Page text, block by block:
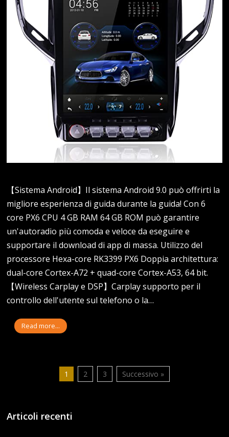
【Sistema Android】Il sistema Android 9.0 può offrirti la
migliore esperienza di guida durante la guida! Con 6
core PX6 CPU 4 GB RAM 64 GB ROM può garantire
un'autoradio più comoda e veloce da eseguire e
supportare il download di app di massa. Utilizzo del
processore Hexa-core RK3399 PX6 Doppia architettura:
dual-core Cortex-A72 + quad-core Cortex-A53, 64 bit.
【Wireless Carplay e DSP】Carplay supporto per il
controllo dell'utente sul telefono o la…
Read more...
1 2 3 Successivo »
Articoli recenti